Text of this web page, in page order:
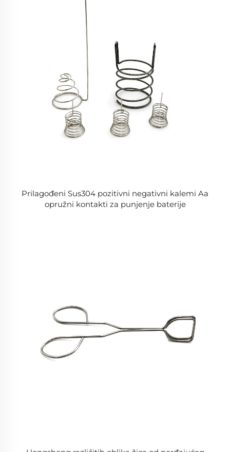
Prilagođeni Sus304 pozitivni negativni kalemi Aa
opružni kontakti za punjenje baterije